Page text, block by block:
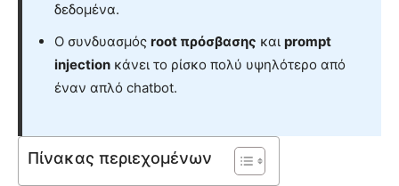
δεδομένα.
Ο συνδυασμός root πρόσβασης και prompt
injection κάνει το ρίσκο πολύ υψηλότερο από
έναν απλό chatbot.
Πίνακας περιεχομένων